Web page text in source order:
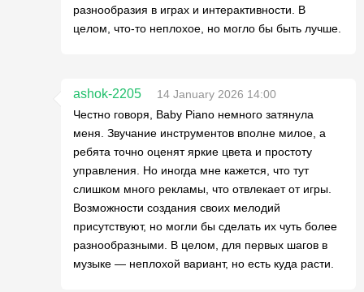
разнообразия в играх и интерактивности. В
целом, что-то неплохое, но могло бы быть лучше.
ashok-2205
14 January 2026 14:00
Честно говоря, Baby Piano немного затянула
меня. Звучание инструментов вполне милое, а
ребята точно оценят яркие цвета и простоту
управления. Но иногда мне кажется, что тут
слишком много рекламы, что отвлекает от игры.
Возможности создания своих мелодий
присутствуют, но могли бы сделать их чуть более
разнообразными. В целом, для первых шагов в
музыке — неплохой вариант, но есть куда расти.